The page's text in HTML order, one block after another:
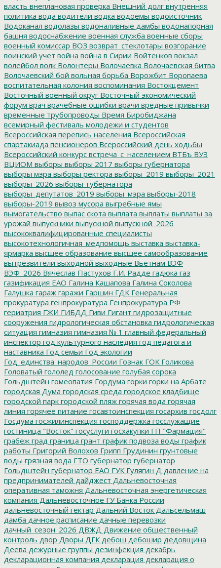
власть внеплановая проверка Внешний долг внутренняя
политика вода водители водка водоемы водоисточник
Водоканал водолазы водоналивные дамбы водонапорная
башня водоснабжение военная служба военные сборы
военный комиссар ВОЗ возврат_стеклотары возгорание
воинский учет война война в Сирии Войтенков вокзал
волейбол волк Волонтеры Волочаевка Волочаевская битва
Волочаевский бой вольная борьба Ворожбит Воропаева
воспитательная колония воспоминания Востокцемент
Восточный военный округ Восточный экономический
форум врач врачебные ошибки врачи вредные привычки
временные трубопроводы Время Биробиджана
всемирный фестиваль молодежи и студентов
Всероссийская перепись населения Всероссийская
спартакиада пенсионеров Всероссийский день ходьбы
Всероссийский конкурс встреча_с_населением ВТБъ ВУЗ
ВЦИОМ выборы выборы 2017 выборы губернатора
выборы мэра выборы ректора выборы_2019 выборы_2021
выборы_2026 выборы_губернатора
выборы_депутатов_2019 выборы_мэра выборы-2018
выборы-2019 вывоз мусора выгребные ямы
вымогательство выпас скота выплата выплаты выплаты за
урожай выпускники выпускной выпускной_2026
высококвалифицированные специалисты
высокотехнологичная_медпомощь выставка выставка-
ярмарка высшее образование высшее самообразование
вытрезвители выходной выходные Вьетнам ВЭФ
ВЭФ_2026 Вячеслав Пастухов Г.И. Радде гадюка газ
газификация ЕАО Галина Кашапова Галина Соколова
Галушка гараж гаражи Гаршин ГДК Генеральная
прокуратура генпрокуратура Генпрокуратура РФ
гериатрия ГЖИ ГИБДД Гиви Гигант гидрозащитные
сооружения гидрологическая обстановка гидрологическая
ситуация гимназия гимназия № 1 главный федеральный
инспектор год культурного наследия год педагога и
наставника Год семьи Год экологии
Год_единства_народов_России Гознак ГОК Голикова
Головатый гололед голосование голубая сорока
Гольдштейн гомеопатия Гордума горки горки на Арбате
городская Дума городская среда городское кладбище
городской парк городской пляж горячая вода горячая
линия горячее питание госавтоинспекция госархив госдолг
Госдума госжилинспекция господдержка госслужащие
гостиница "Восток" госуслуги госхакупки ГП "Фармация"
грабеж град граница грант график подвоза воды график
работы Григорий Волохов Грипп Грудинин грунтовые
воды грязная вода ГТО губернатор губернатор
Гольдштейн губернатор ЕАО ГУК Гулягин Д давление на
предпринимателей дайджест Дальневосточная
оперативная таможня Дальневосточная энергетическая
компания Дальневосточное ГУ Банка России
дальневосточный гектар Дальний Восток Дальсельмаш
дамба дачное расписание дачные перевозки
дачный_сезон_2026 ДВЖД Движение общественный
контроль двор Дворы ДГК дебош дебошир дедовщина
Деева дежурные группы дезинфекция декабрь
декларационная компания декларация декларация о